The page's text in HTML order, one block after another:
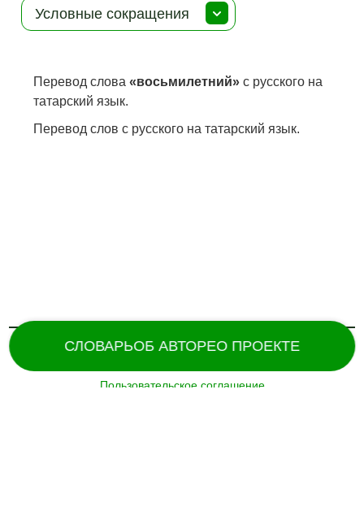
СЛОВАРЬОБ АВТОРЕО ПРОЕКТЕ
Условные сокращения
Перевод слова«восьмилетний» с русского на
татарский язык.
Перевод слов с русского на татарский язык.
Пользовательское соглашение